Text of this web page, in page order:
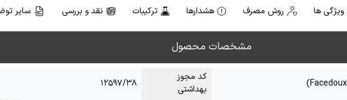
ویژگی ها روش مصرف هشدارها ترکیبات نقد و بررسی سایر
مشخصات محصول
کد مجوز
بهداشتی
۱۲۵۹۷/۳۸